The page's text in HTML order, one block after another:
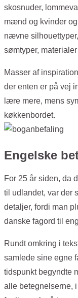
skosnuder,
mænd og kvinder
nævne
sømtyper,
Masser af
der enten er på vej
lære mere, mens
køkkenbordet.
Engelske
For 25 år siden, da
til udlandet, var der
detaljer, fordi man
danske fagord til
Rundt omkring i
samlede sine egne
tidspunkt begyndte
alle betegnelserne,